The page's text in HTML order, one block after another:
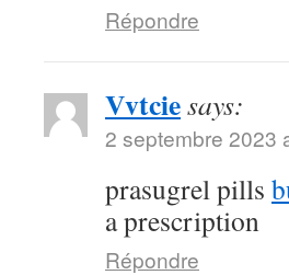
Répondre
Vvtciesays:
2 septembre 2023
prasugrel pills
a prescription
Répondre